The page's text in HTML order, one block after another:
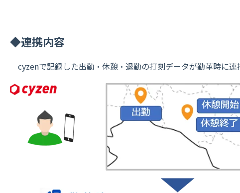
◆連携内容
cyzenで記録した出勤・休憩・退勤の打刻データが勤革時に連